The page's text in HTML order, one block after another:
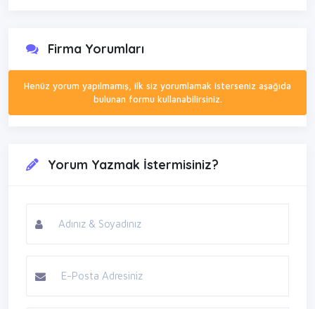
Firma Yorumları
Henüz yorum yapılmamış, ilk siz yorumlamak isterseniz aşağıda
bulunan formu kullanabilirsiniz.
Yorum Yazmak İstermisiniz?